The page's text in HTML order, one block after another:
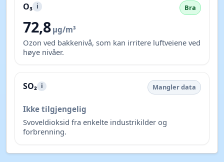
O₃ i Bra
72,8 µg/m³
Ozon ved bakkenivå, som kan irritere luftveiene ved
høye nivåer.
SO₂ i Mangler data
Ikke tilgjengelig
Svoveldioksid fra enkelte industrikilder og
forbrenning.